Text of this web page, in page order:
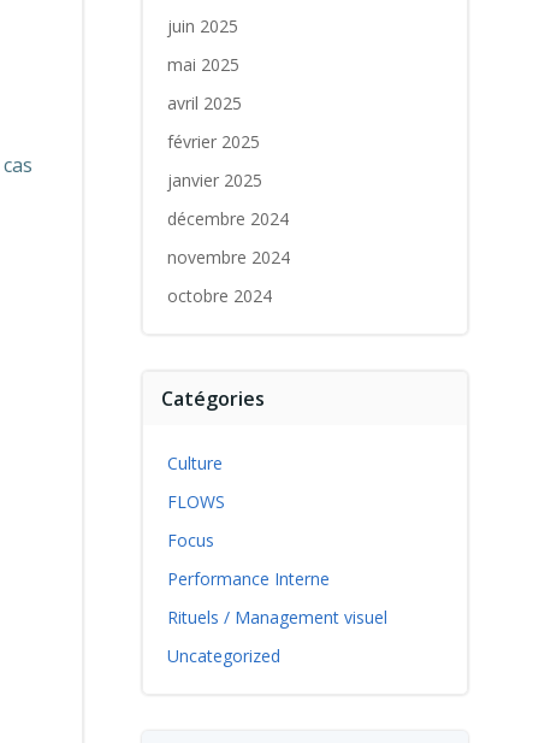
juin 2025
mai 2025
avril 2025
février 2025
janvier 2025
décembre 2024
novembre 2024
octobre 2024
Catégories
Culture
FLOWS
Focus
Performance Interne
Rituels / Management visuel
Uncategorized